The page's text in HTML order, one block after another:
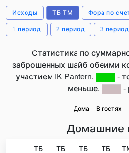
Исходы ТБ ТМ Фора по
1 период 2 период 3 период
Статистика по
заброшенных шайб обеими
участием IK Pantern.
-
меньше,
-
Дома В гостях
Домашние
ТБ
ТБ
ТБ
ТБ